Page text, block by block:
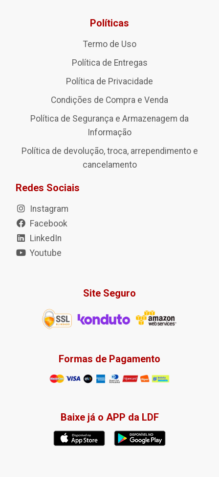
Políticas
Termo de Uso
Política de Entregas
Política de Privacidade
Condições de Compra e Venda
Política de Segurança e Armazenagem da
Informação
Política de devolução, troca, arrependimento e
cancelamento
Redes Sociais
Instagram
Facebook
LinkedIn
Youtube
Site Seguro
Formas de Pagamento
Baixe já o APP da LDF